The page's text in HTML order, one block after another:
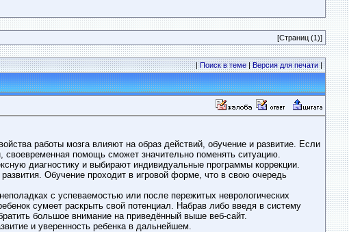
[Страниц (1)]
|Поиск в теме|Версия для печати|
работы мозга влияют на образ действий, обучение и развитие. Если
помощь сможет значительно поменять ситуацию.
диагностику и выбирают индивидуальные программы коррекции.
Обучение проходит в игровой форме, что в свою очередь
с успеваемостью или после пережитых неврологических
сумеет раскрыть свой потенциал. Набрав либо введя в систему
большое внимание на приведённый выше веб-сайт.
и уверенность ребенка в дальнейшем.